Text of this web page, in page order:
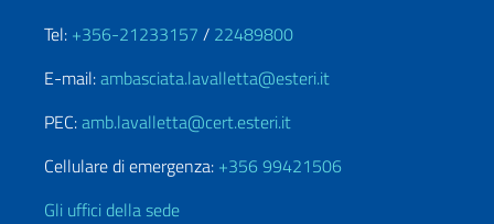
Tel: +356-21233157 / 22489800
E-mail:ambasciata.lavalletta@esteri.it
PEC:amb.lavalletta@cert.esteri.it
Cellulare di emergenza: +356 99421506
Gli uffici della sede